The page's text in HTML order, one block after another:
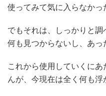
使ってみて気に入らなかっ
でもそれは、しっかりと
何も見つからないし、あっ
これから使用していくに
んが、今現在は全く何も浮